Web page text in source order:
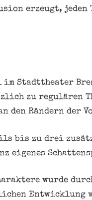
erzeugt,
im Stadttheater
zu regulären
den Rändern der
bis zu drei
eigenes
wurde
Entwicklung